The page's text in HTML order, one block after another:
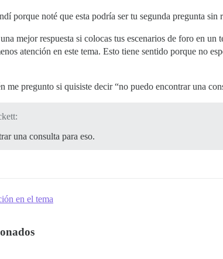
porque noté que esta podría ser tu segunda pregunta sin
mejor respuesta si colocas tus escenarios de foro en
atención en este tema. Esto tiene sentido porque no
me pregunto si quisiste decir “no puedo encontrar una
una consulta para eso.
en el tema